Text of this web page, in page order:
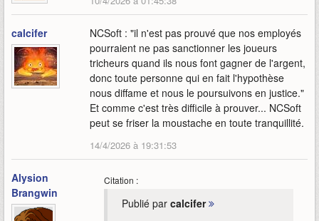
calcifer
NCSoft : "il n'est pas prouvé que nos employés
pourraient ne pas sanctionner les joueurs
tricheurs quand ils nous font gagner de l'argent,
donc toute personne qui en fait l'hypothèse
nous diffame et nous le poursuivons en justice."
Et comme c'est très difficile à prouver... NCSoft
peut se friser la moustache en toute tranquillité.
14/4/2026 à 19:31:53
Alysion
Brangwin
Citation :
Publié par calcifer